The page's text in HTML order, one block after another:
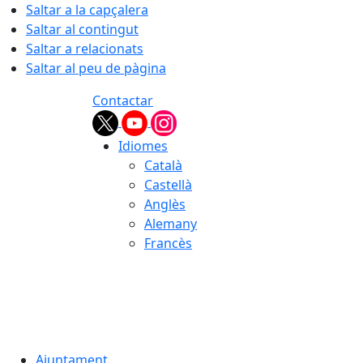
Saltar a la capçalera
Saltar al contingut
Saltar a relacionats
Saltar al peu de pàgina
Contactar
Idiomes
Català
Castellà
Anglès
Alemany
Francès